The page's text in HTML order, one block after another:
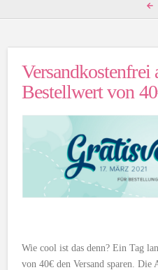
Versandkostenfrei
Bestellwert von
Wie cool ist das denn? Ein Tag
von 40€ den Versand sparen.